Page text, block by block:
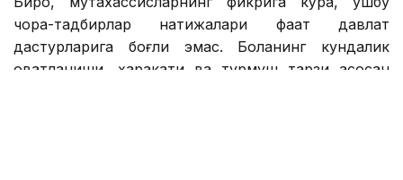
чора-тадбирлар натижалари фақат давлат
дастурларига боғлиқ эмас. Боланинг кундалик
овқатланиши, ҳаракати ва турмуш тарзи асосан